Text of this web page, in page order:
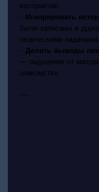
восприятие.
- Игнорировать
были записаны в
творческими задачами.
- Делать выводы
— ощущение от
знакомстве.
---